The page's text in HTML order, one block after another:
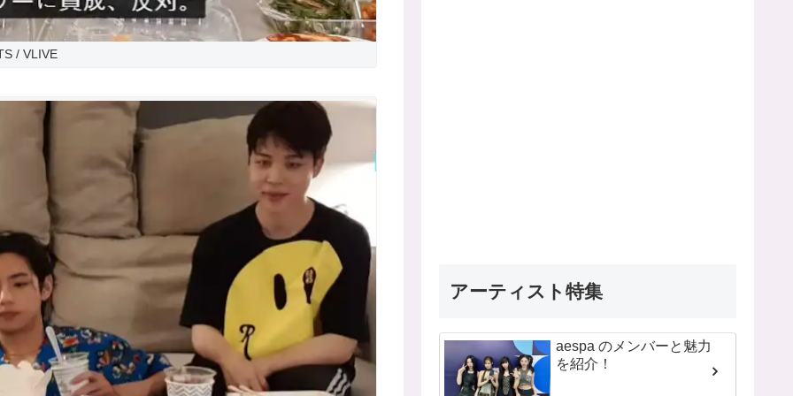
/ VLIVE
アーティスト特集
aespa のメンバーと魅力
を紹介！